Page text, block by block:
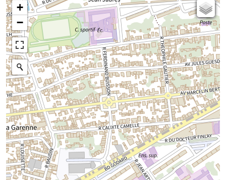
+
−
Carte de l'état-major (1820-1866)
Parcellaire cadastral
Plan IGN
Photographies aériennes